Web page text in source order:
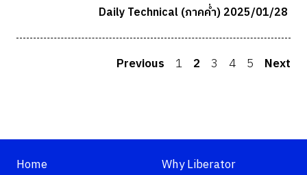
Daily Technical (ภาคค่ำ) 2025/01/28
Previous 1 2 3 4 5 Next
Home
Why Liberator